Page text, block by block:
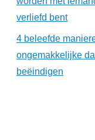
verliefd bent
4 beleefde
ongemakkelijke
beëindigen